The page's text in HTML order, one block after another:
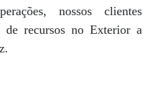
nossos clientes
de recursos no Exterior a